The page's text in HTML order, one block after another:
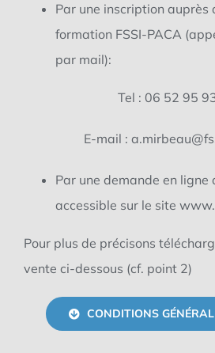
Par une inscription auprès
formation FSSI-PACA
par mail):
Tel : 06 52 95
E-mail :
Par une demande en ligne
accessible sur le site
Pour plus de précisons
vente ci-dessous (cf. point 2)
CONDITIONS